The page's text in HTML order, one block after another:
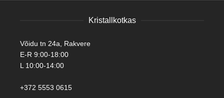
Kristallkotkas
Võidu tn 24a, Rakvere
E-R 9:00-18:00
L 10:00-14:00
+372 5553 0615